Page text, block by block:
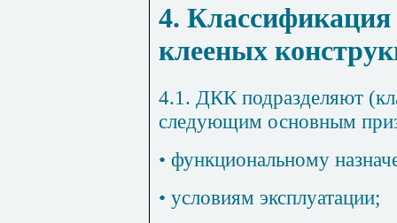
4.
клееных
4.1. ДКК подразделяют
следующим основным
• функциональному
• условиям эксплуатации;